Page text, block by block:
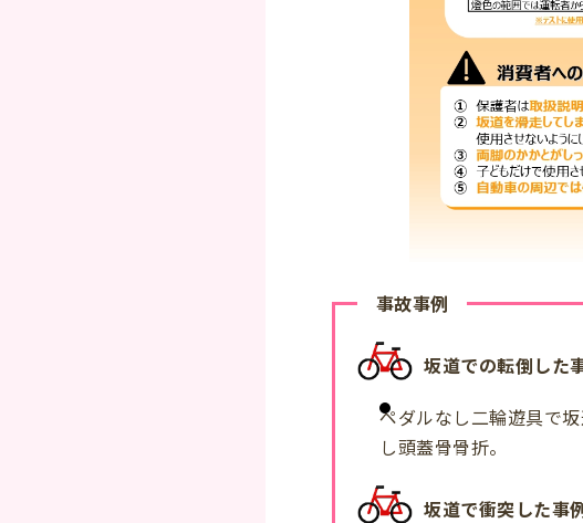
事故事例
坂道での転倒した
ペダルなし二輪遊具で
し頭蓋骨骨折。
坂道で衝突した事